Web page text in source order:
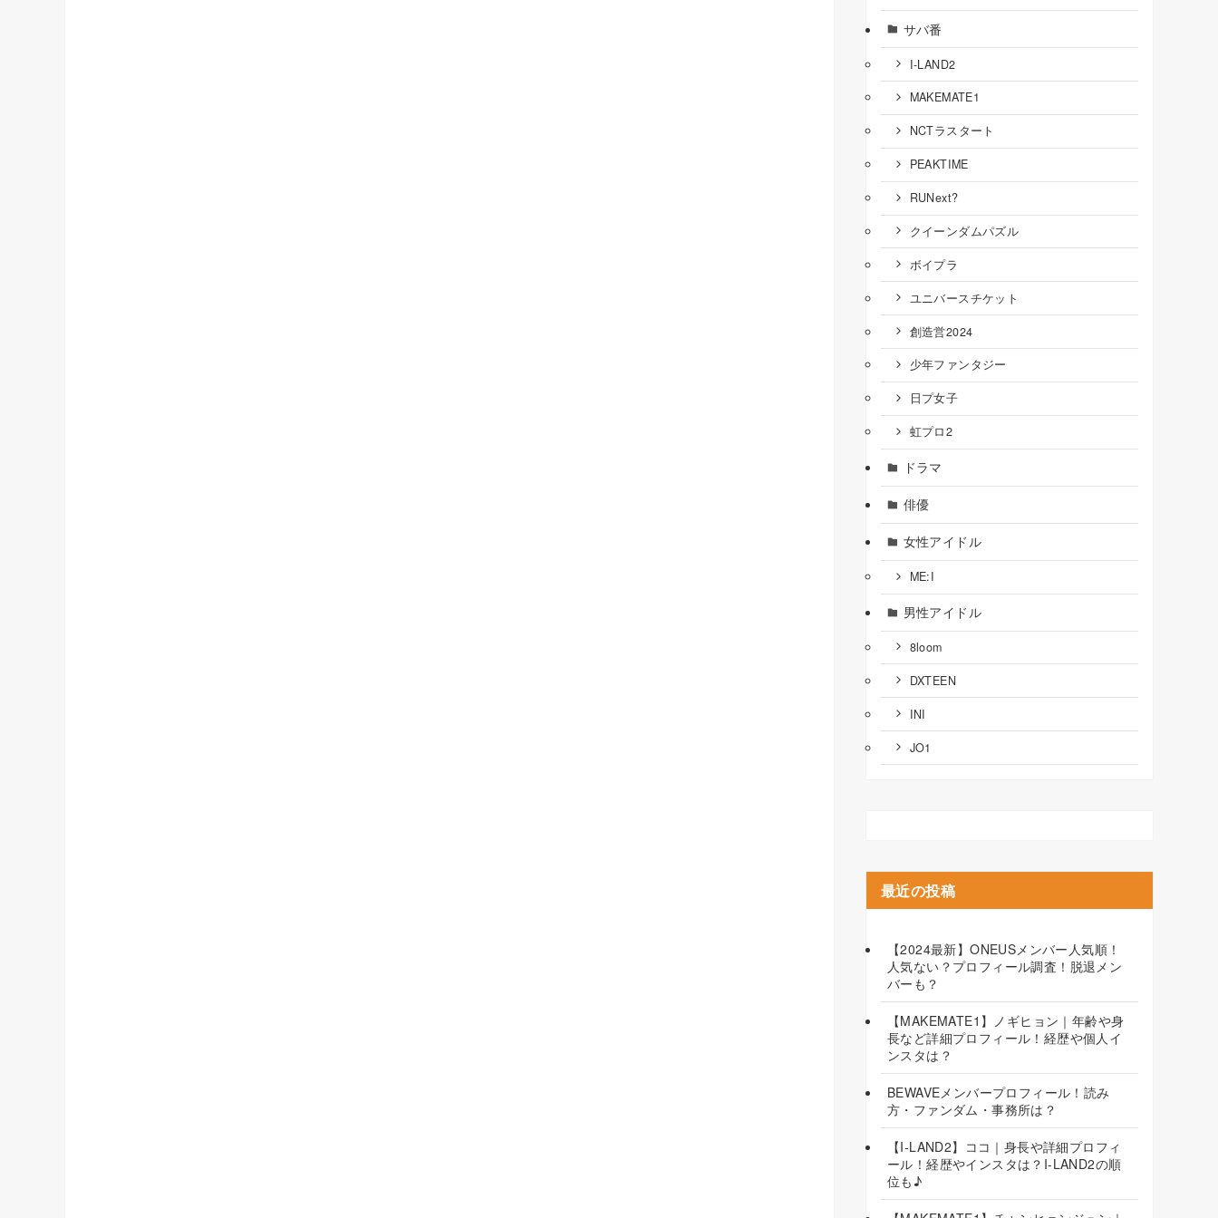
サバ番
I-LAND2
MAKEMATE1
NCTラスタート
PEAKTIME
RUNext?
クイーンダムパズル
ボイプラ
ユニバースチケット
創造営2024
少年ファンタジー
日プ女子
虹プロ2
ドラマ
俳優
女性アイドル
ME:I
男性アイドル
8loom
DXTEEN
INI
JO1
最近の投稿
【2024最新】ONEUSメンバー人気順！
人気ない？プロフィール調査！脱退メン
バーも？
【MAKEMATE1】ノギヒョン｜年齢や身
長など詳細プロフィール！経歴や個人イ
ンスタは？
BEWAVEメンバープロフィール！読み
方・ファンダム・事務所は？
【I-LAND2】ココ｜身長や詳細プロフィ
ール！経歴やインスタは？I-LAND2の順
位も♪